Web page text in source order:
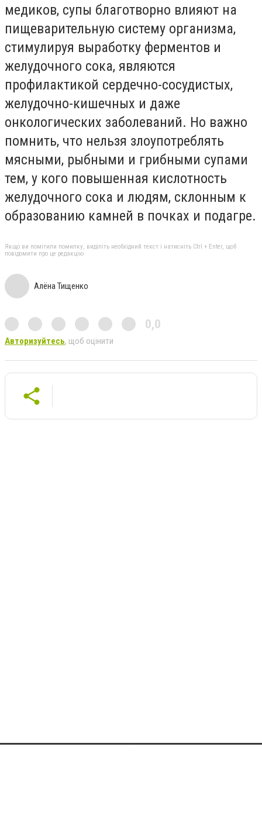
медиков, супы благотворно влияют на
пищеварительную систему организма,
стимулируя выработку ферментов и
желудочного сока, являются
профилактикой сердечно-сосудистых,
желудочно-кишечных и даже
онкологических заболеваний. Но важно
помнить, что нельзя злоупотреблять
мясными, рыбными и грибными супами
тем, у кого повышенная кислотность
желудочного сока и людям, склонным к
образованию камней в почках и подагре.
Якщо ви помітили помилку, виділіть необхідний текст і натисніть Ctrl + Enter, щоб
повідомити про це редакцію
Алёна Тищенко
0,0
Авторизуйтесь, щоб оцінити